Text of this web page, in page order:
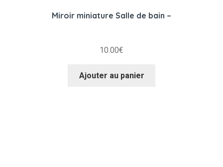
Miroir miniature Salle de bain –
10.00€
Ajouter au panier